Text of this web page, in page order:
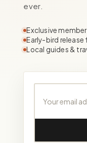
ever.
Exclusive
Early-bird release
Local guides &